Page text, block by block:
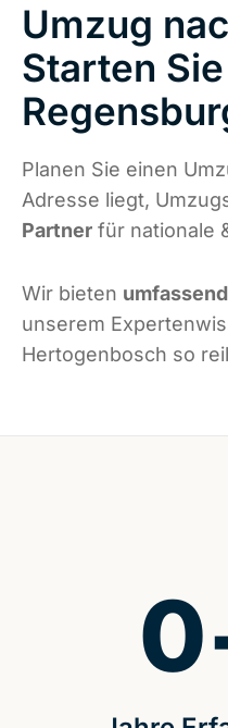
Umzug
Starten
Planen Sie einen
Adresse liegt,
Partner für nationale
Wir bieten
unserem
Hertogenbosch so
0